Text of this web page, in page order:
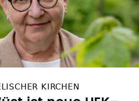
KIRCHEN